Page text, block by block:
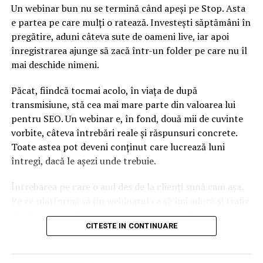
copiii, dar și toate activitățile pe care le face cu aceștia.
”Eşti înconjurat de copii, fiinţe umane în starea cea mai
pură, inocentă, sinceră. Te joci, cânţi, reciţi versuri, râzi
cu ei şi ai satisfacţia că după cei 3-4 ani petrecuţi alături
zile de grădiniţă, au personalitate… Ce poate fi mai
frumos?”, declara Mihaela Cîțu.
Cumnata premierului mai spunea atunci că sunt și o
serie de lucruri care nu i convin. Mai exact, Mihaela
Cîțu și-ar fi dorit să poată ajuta copii și bătrâni aflați la
”ipocrizia şi faptul ca românii şi-au pierdut curajul de a
Un webinar bun nu se termină când apeși pe Stop. Asta
e partea pe care mulți o ratează. Investești săptămâni în
pregătire, aduni câteva sute de oameni live, iar apoi
înregistrarea ajunge să zacă într-un folder pe care nu îl
mai deschide nimeni.
Păcat, fiindcă tocmai acolo, în viața de după
transmisiune, stă cea mai mare parte din valoarea lui
pentru SEO. Un webinar e, în fond, două mii de cuvinte
vorbite, câteva întrebări reale și răspunsuri concrete.
Toate astea pot deveni conținut care lucrează luni
întregi, dacă le așezi unde trebuie.
Întrebarea pe care o aud des de la clienți sună cam așa.
din Google, nu doar lead-uri pe moment? Răspunsul
scurt e că platforma contează, dar nu în felul în care
CITESTE IN CONTINUARE